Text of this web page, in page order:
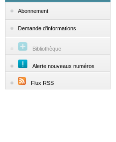
Abonnement
Demande d'informations
Bibliothèque
Alerte nouveaux numéros
Flux RSS